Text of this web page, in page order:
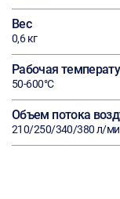
Вес
0,6 кг
Рабочая
50-600°С
Объем потока
210/250/340/380 л/